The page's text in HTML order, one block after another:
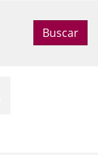
Buscar